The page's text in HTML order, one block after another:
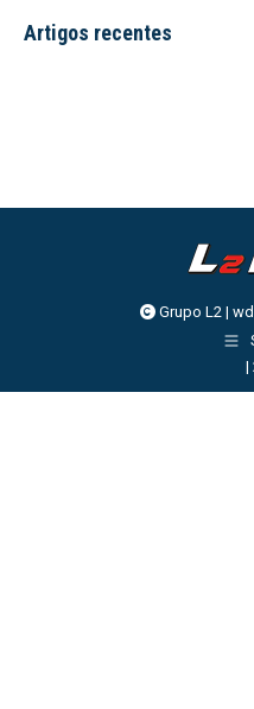
Artigos recentes
Grupo L2 |
|